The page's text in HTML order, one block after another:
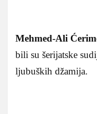
Mehmed-Ali
bili su šerijatske
ljubuških džamija.